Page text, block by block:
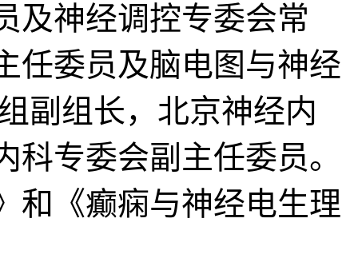
及神经调控专委会常
任委员及脑电图与神经
副组长，北京神经内
专委会副主任委员。
和《癫痫与神经电生理